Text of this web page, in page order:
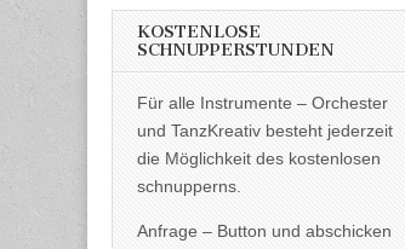
KOSTENLOSE
SCHNUPPERSTUNDEN
Für alle Instrumente – Orchester
und TanzKreativ besteht jederzeit
die Möglichkeit des kostenlosen
schnupperns.
Anfrage – Button und abschicken